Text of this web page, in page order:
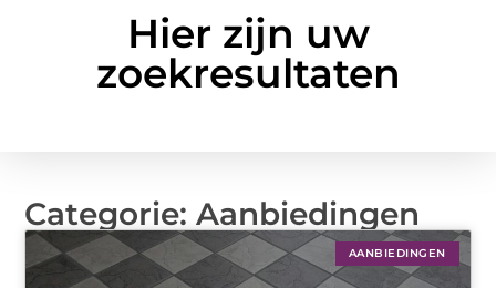
Hier zijn uw
zoekresultaten
Categorie: Aanbiedingen
AANBIEDINGEN